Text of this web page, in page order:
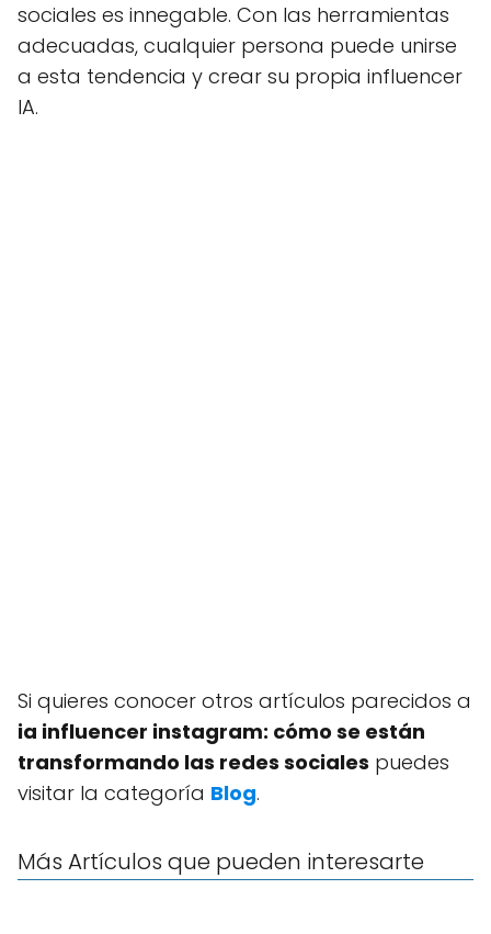
sociales es innegable. Con las herramientas
adecuadas, cualquier persona puede unirse
a esta tendencia y crear su propia influencer
IA.
Si quieres conocer otros artículos parecidos a
ia influencer instagram: cómo se están
transformando las redes sociales puedes
visitar la categoría Blog.
Más Artículos que pueden interesarte